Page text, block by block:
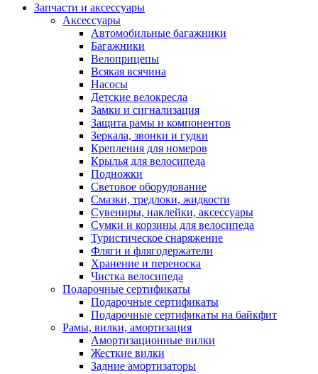
Запчасти и аксессуары
Аксессуары
Автомобильные багажники
Багажники
Велоприцепы
Всякая всячина
Насосы
Детские велокресла
Замки и сигнализация
Защита рамы и компонентов
Зеркала, звонки и гудки
Крепления для номеров
Крылья для велосипеда
Подножки
Световое оборудование
Смазки, тредлоки, жидкости
Сувениры, наклейки, аксессуары
Сумки и корзины для велосипеда
Туристическое снаряжение
Фляги и флягодержатели
Хранение и переноска
Чистка велосипеда
Подарочные сертификаты
Подарочные сертификаты
Подарочные сертификаты на байкфит
Рамы, вилки, амортизация
Амортизационные вилки
Жесткие вилки
Задние амортизаторы